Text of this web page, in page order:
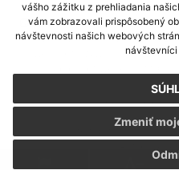
vášho zážitku z prehliadania
vám zobrazovali prispôsobený
návštevnosti našich webových
Zmeniť
využite možnosť získavania
CMS systém (redakčný) systém
webex.digital,
Posledná
Vytlačiť stránku|